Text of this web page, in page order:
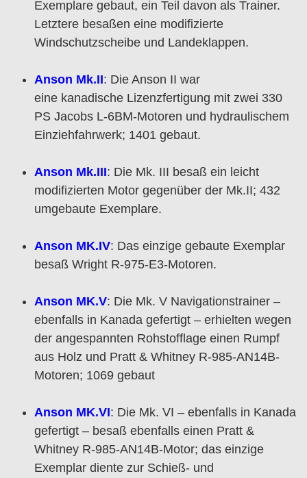
Exemplare gebaut, ein Teil davon als Trainer.
Letztere besaßen eine modifizierte
Windschutzscheibe und Landeklappen.
Anson Mk.II: Die Anson II war
eine kanadische Lizenzfertigung mit zwei 330
PS Jacobs L-6BM-Motoren und hydraulischem
Einziehfahrwerk; 1401 gebaut.
Anson Mk.III: Die Mk. III besaß ein leicht
modifizierten Motor gegenüber der Mk.II; 432
umgebaute Exemplare.
Anson MK.IV: Das einzige gebaute Exemplar
besaß Wright R-975-E3-Motoren.
Anson MK.V: Die Mk. V Navigationstrainer –
ebenfalls in Kanada gefertigt – erhielten wegen
der angespannten Rohstofflage einen Rumpf
aus Holz und Pratt & Whitney R-985-AN14B-
Motoren; 1069 gebaut
Anson MK.VI: Die Mk. VI – ebenfalls in Kanada
gefertigt – besaß ebenfalls einen Pratt &
Whitney R-985-AN14B-Motor; das einzige
Exemplar diente zur Schieß- und